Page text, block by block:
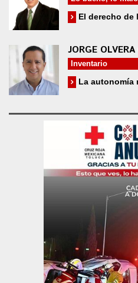
El derecho de
JORGE
Inventario
La autonomía